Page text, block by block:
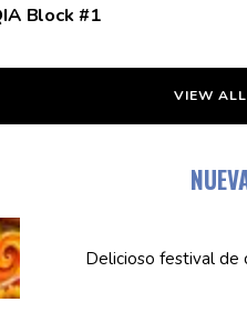
Block #1
VIEW
Delicioso festival de